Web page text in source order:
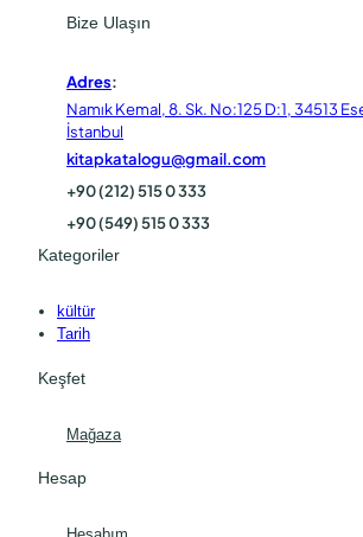
Bize Ulaşın
Adres:
Namık Kemal, 8. Sk. No:125 D:1, 34513
İstanbul
kitapkatalogu@gmail.com
+90 (212) 515 0 333
+90 (549) 515 0 333
Kategoriler
kültür
Tarih
Keşfet
Mağaza
Hesap